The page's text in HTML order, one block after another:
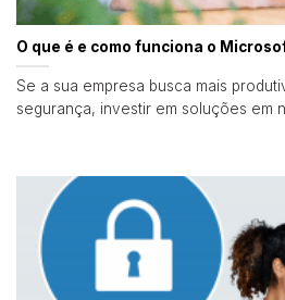
O que é e como funciona o
Se a sua empresa busca mais
segurança, investir em soluções em